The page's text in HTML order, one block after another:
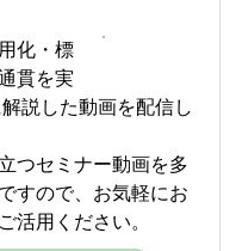
化・標
貫を実
説した動画を配信し
つセミナー動画を多
すので、お気軽にお
活用ください。